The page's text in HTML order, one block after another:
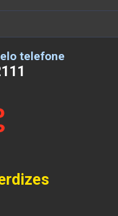
telefone